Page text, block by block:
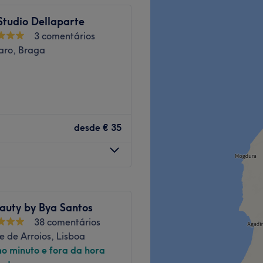
Com. Sá Couto C.
nas suas áreas
em Carnaxide. Se
com as melhores
e comprova por ti
e em constante
tratamentos.
Dellaparte
3 comentários
Braga
desde € 35
by Bya Santos
38 comentários
de Arroios, Lisboa
minuto e fora da hora